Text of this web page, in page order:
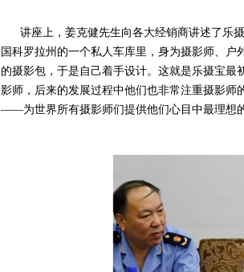
讲座上，姜克健先生向各大经销商讲述了乐
国科罗拉州的一个私人车库里，身为摄影师、户
的摄影包，于是自己着手设计。这就是乐摄宝
影师，后来的发展过程中他们也非常注重摄影师
——为世界所有摄影师们提供他们心目中最理想的